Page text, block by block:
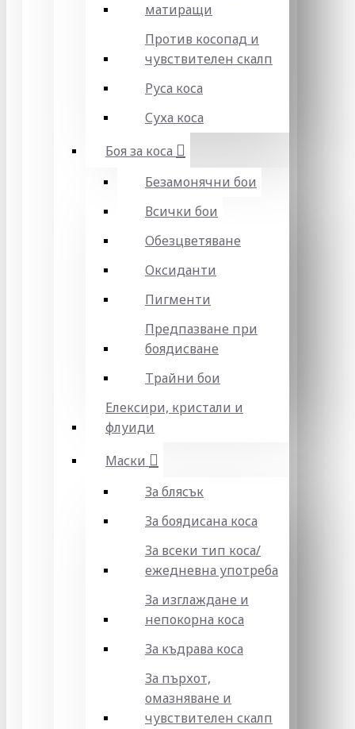
матиращи
Против косопад и
чувствителен скалп
Руса коса
Суха коса
Боя за коса
Безамонячни бои
Всички бои
Обезцветяване
Оксиданти
Пигменти
Предпазване при
боядисване
Трайни бои
Елексири, кристали и
флуиди
Маски
За блясък
За боядисана коса
За всеки тип коса/
ежедневна употреба
За изглаждане и
непокорна коса
За къдрава коса
За пърхот,
омазняване и
чувствителен скалп